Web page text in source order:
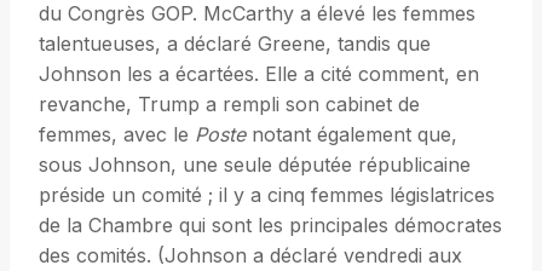
du Congrès GOP. McCarthy a élevé les femmes
talentueuses, a déclaré Greene, tandis que
Johnson les a écartées. Elle a cité comment, en
revanche, Trump a rempli son cabinet de
femmes, avec le Postenotant également que,
sous Johnson, une seule députée républicaine
préside un comité ; il y a cinq femmes législatrices
de la Chambre qui sont les principales démocrates
des comités. (Johnson a déclaré vendredi aux